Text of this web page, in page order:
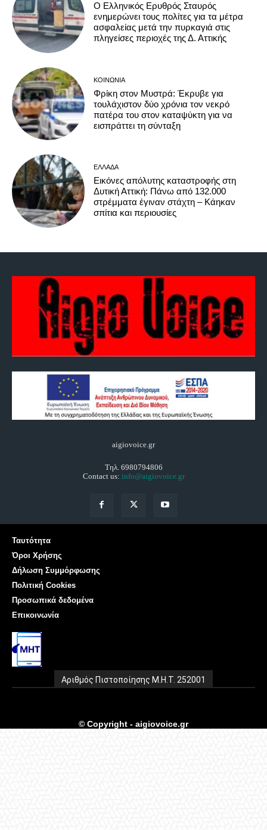
Ο Ελληνικός Ερυθρός Σταυρός
ενημερώνει τους πολίτες για τα μέτρα
ασφαλείας μετά την πυρκαγιά στις
πληγείσες περιοχές της Δ. Αττικής
ΚΟΙΝΩΝΊΑ
Φρίκη στον Μυστρά: Έκρυβε για
τουλάχιστον δύο χρόνια τον νεκρό
πατέρα του στον καταψύκτη για να
εισπράττει τη σύνταξη
ΕΛΛΆΔΑ
Εικόνες απόλυτης καταστροφής στη
Δυτική Αττική: Πάνω από 132.000
στρέμματα έγιναν στάχτη – Κάηκαν
σπίτια και περιουσίες
aigiovoice.gr
Τηλ. 6980794806
Contact us: info@aigiovoice.gr
Ταυτότητα
Όροι Χρήσης
Δήλωση Συμμόρφωσης
Πολιτική Cookies
Προσωπικά δεδομένα
Επικοινωνία
Αριθμός Πιστοποίησης Μ.Η.Τ. 252001
© Copyright - aigiovoice.gr